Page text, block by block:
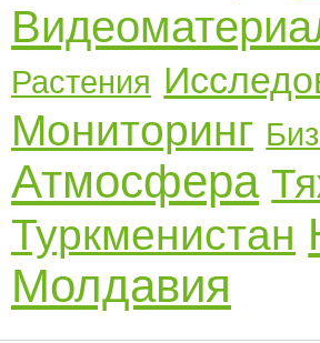
Растения
Мониторинг
Атмосфера
Туркменистан
Молдавия